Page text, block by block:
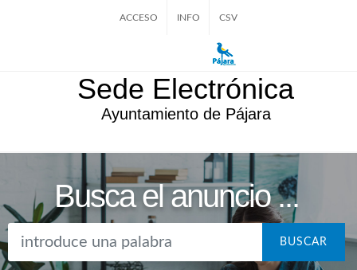
ACCESO INFO CSV
Sede Electrónica
Ayuntamiento de Pájara
Busca el anuncio ...
BUSCAR